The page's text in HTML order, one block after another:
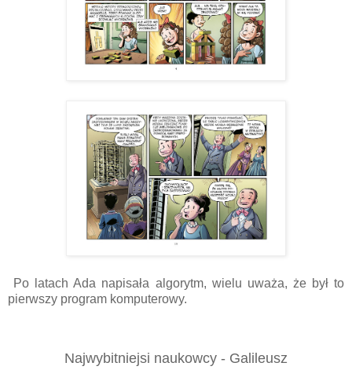
Po latach Ada napisała algorytm, wielu uważa, że był to
pierwszy program komputerowy.
Najwybitniejsi naukowcy - Galileusz